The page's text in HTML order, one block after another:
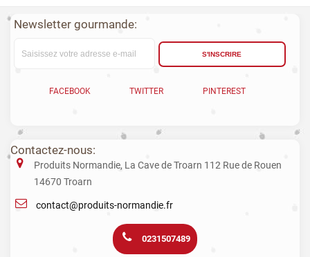
Newsletter gourmande:
S'INSCRIRE
FACEBOOK TWITTER PINTEREST
Contactez-nous:
Produits Normandie, La Cave de Troarn 112 Rue de Rouen
14670 Troarn
contact@produits-normandie.fr
0231507489